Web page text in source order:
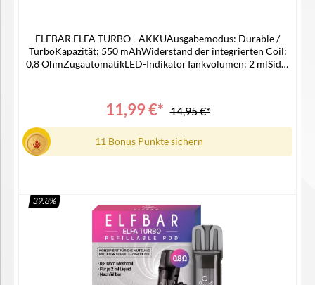
ELFBAR ELFA TURBO - AKKUAusgabemodus: Durable /
TurboKapazität: 550 mAhWiderstand der integrierten Coil:
0,8 OhmZugautomatikLED-IndikatorTankvolumen: 2 mlSide-
Ohm Pod / MTL / RDL1x Type C-USB Kabel1x
Bedienungsanleitung
11,99 €* 14,95 €*
11 Bonus Punkte sichern
In den Warenkorb
39.8%